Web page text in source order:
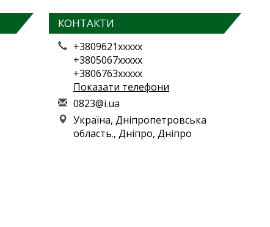
КОНТАКТИ
+3809621xxxxx
+3805067xxxxx
+3806763xxxxx
Показати телефони
0823@i.ua
Україна, Дніпропетровська
область., Дніпро, Дніпро